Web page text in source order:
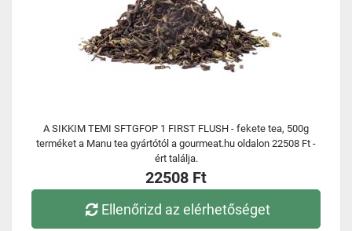
A SIKKIM TEMI SFTGFOP 1 FIRST FLUSH - fekete tea, 500g
terméket a Manu tea gyártótól a gourmeat.hu oldalon 22508 Ft -
ért találja.
22508 Ft
Ellenőrizd az elérhetőséget